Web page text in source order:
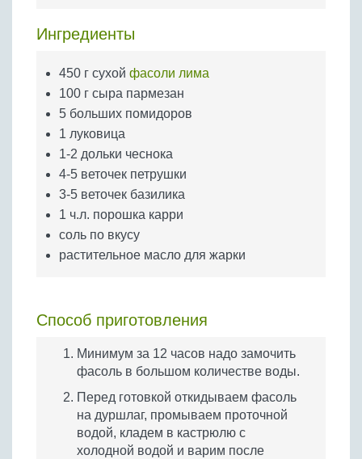
Яйца
Ингредиенты
450 г сухой фасоли лима
100 г сыра пармезан
5 больших помидоров
1 луковица
1-2 дольки чеснока
4-5 веточек петрушки
3-5 веточек базилика
1 ч.л. порошка карри
соль по вкусу
растительное масло для жарки
Способ приготовления
Минимум за 12 часов надо замочить
фасоль в большом количестве воды.
Перед готовкой откидываем фасоль
на дуршлаг, промываем проточной
водой, кладем в кастрюлю с
холодной водой и варим после